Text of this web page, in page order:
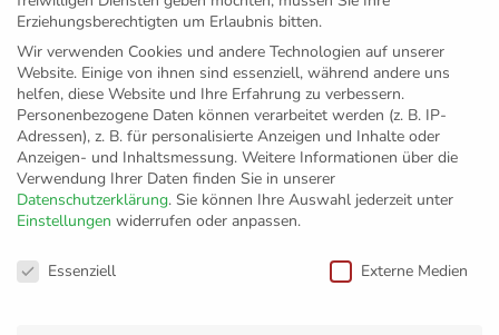
Friedrichshafen holt
Erziehungsberechtigten um Erlaubnis bitten.
Wir verwenden Cookies und andere Technologien auf unserer
Website. Einige von ihnen sind essenziell, während andere uns
helfen, diese Website und Ihre Erfahrung zu verbessern.
Personenbezogene Daten können verarbeitet werden (z. B. IP-
Adressen), z. B. für personalisierte Anzeigen und Inhalte oder
Anzeigen- und Inhaltsmessung. Weitere Informationen über die
Verwendung Ihrer Daten finden Sie in unserer
Datenschutzerklärung. Sie können Ihre Auswahl jederzeit unter
Einstellungen widerrufen oder anpassen.
Datenschutzeinstellungen
Essenziell Externe Medien